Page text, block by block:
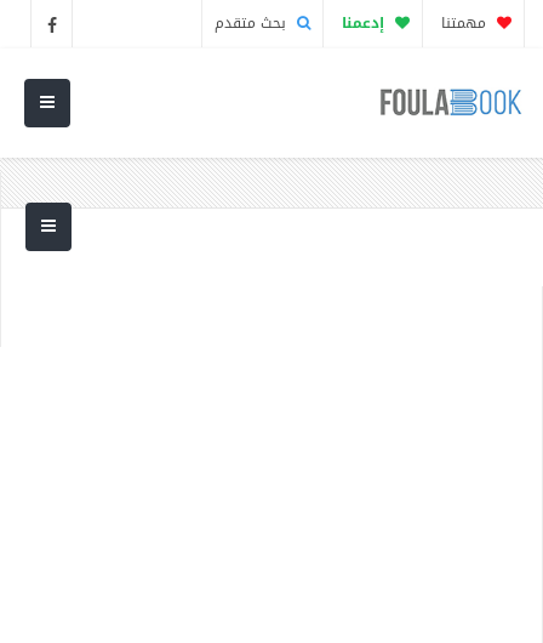
مهمتنا إدعمنا بحث متقدم